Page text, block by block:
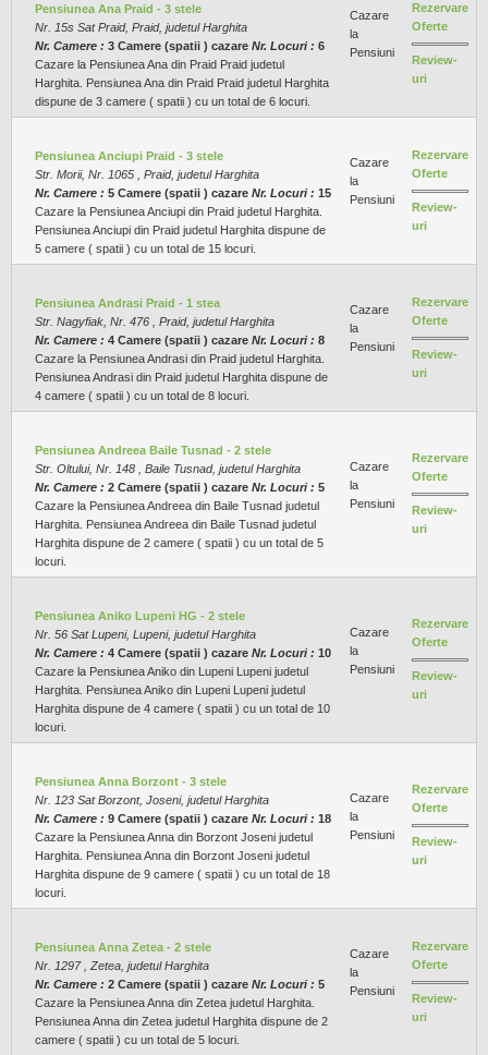
Pensiunea Ana Praid - 3 stele
Nr. 15s Sat Praid, Praid, judetul Harghita
Nr. Camere : 3 Camere (spatii ) cazare Nr. Locuri : 6
Cazare la Pensiunea Ana din Praid Praid judetul
Harghita. Pensiunea Ana din Praid Praid judetul Harghita
dispune de 3 camere ( spatii ) cu un total de 6 locuri.
Cazare
la
Pensiuni
Rezervare
Oferte
Review-
uri
Pensiunea Anciupi Praid - 3 stele
Str. Morii, Nr. 1065 , Praid, judetul Harghita
Nr. Camere : 5 Camere (spatii ) cazare Nr. Locuri : 15
Cazare la Pensiunea Anciupi din Praid judetul Harghita.
Pensiunea Anciupi din Praid judetul Harghita dispune de
5 camere ( spatii ) cu un total de 15 locuri.
Cazare
la
Pensiuni
Rezervare
Oferte
Review-
uri
Pensiunea Andrasi Praid - 1 stea
Str. Nagyfiak, Nr. 476 , Praid, judetul Harghita
Nr. Camere : 4 Camere (spatii ) cazare Nr. Locuri : 8
Cazare la Pensiunea Andrasi din Praid judetul Harghita.
Pensiunea Andrasi din Praid judetul Harghita dispune de
4 camere ( spatii ) cu un total de 8 locuri.
Cazare
la
Pensiuni
Rezervare
Oferte
Review-
uri
Pensiunea Andreea Baile Tusnad - 2 stele
Str. Oltului, Nr. 148 , Baile Tusnad, judetul Harghita
Nr. Camere : 2 Camere (spatii ) cazare Nr. Locuri : 5
Cazare la Pensiunea Andreea din Baile Tusnad judetul
Harghita. Pensiunea Andreea din Baile Tusnad judetul
Harghita dispune de 2 camere ( spatii ) cu un total de 5
locuri.
Cazare
la
Pensiuni
Rezervare
Oferte
Review-
uri
Pensiunea Aniko Lupeni HG - 2 stele
Nr. 56 Sat Lupeni, Lupeni, judetul Harghita
Nr. Camere : 4 Camere (spatii ) cazare Nr. Locuri : 10
Cazare la Pensiunea Aniko din Lupeni Lupeni judetul
Harghita. Pensiunea Aniko din Lupeni Lupeni judetul
Harghita dispune de 4 camere ( spatii ) cu un total de 10
locuri.
Cazare
la
Pensiuni
Rezervare
Oferte
Review-
uri
Pensiunea Anna Borzont - 3 stele
Nr. 123 Sat Borzont, Joseni, judetul Harghita
Nr. Camere : 9 Camere (spatii ) cazare Nr. Locuri : 18
Cazare la Pensiunea Anna din Borzont Joseni judetul
Harghita. Pensiunea Anna din Borzont Joseni judetul
Harghita dispune de 9 camere ( spatii ) cu un total de 18
locuri.
Cazare
la
Pensiuni
Rezervare
Oferte
Review-
uri
Pensiunea Anna Zetea - 2 stele
Nr. 1297 , Zetea, judetul Harghita
Nr. Camere : 2 Camere (spatii ) cazare Nr. Locuri : 5
Cazare la Pensiunea Anna din Zetea judetul Harghita.
Pensiunea Anna din Zetea judetul Harghita dispune de 2
camere ( spatii ) cu un total de 5 locuri.
Cazare
la
Pensiuni
Rezervare
Oferte
Review-
uri